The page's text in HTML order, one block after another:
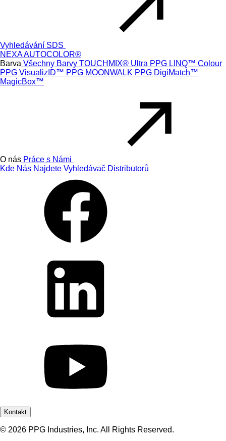
Vyhledávání SDS
NEXA AUTOCOLOR®
Barva Všechny Barvy TOUCHMIX® Ultra PPG LINQ™ Colour
PPG VisualizID™ PPG MOONWALK PPG DigiMatch™
MagicBox™
O nás Práce s Námi
Kde Nás Najdete Vyhledávač Distributorů
Kontakt
© 2026 PPG Industries, Inc. All Rights Reserved.